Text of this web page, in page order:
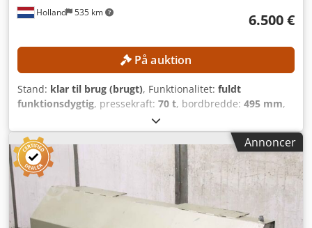
Holland 535 km 6.500 €
På auktion
Stand: klar til brug (brugt), Funktionalitet: fuldt
funktionsdygtig, pressekraft: 70 t, bordbredde: 495 mm,
, TEKNISKE DETALJER Trykkraft: 70 t
Slaglængde, min.: 10 mm Cjdpfezrmm Sox Abterf
Slaglængde, maks.: 90 mm Bordlængde: 650 mm
Bordbredde: 495 mm Stativbredde: 400 mm
MASKINDETALJER Styring: CNC Dimensioner og vægt
Dimensioner (L x B x H): 2.650 x 1.600 x 3.350 mm
Egenvægt: 9.000 kg Transportpakker: 4 stk. UDSTYR
Dokumentation
Annoncer